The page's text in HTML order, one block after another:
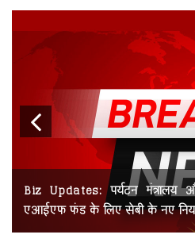
शिक्षा
कारोबार
स्वास्थ्य
Biz Updates: पर्यटन मंत्रालय
एआईएफ फंड के लिए सेबी के नए